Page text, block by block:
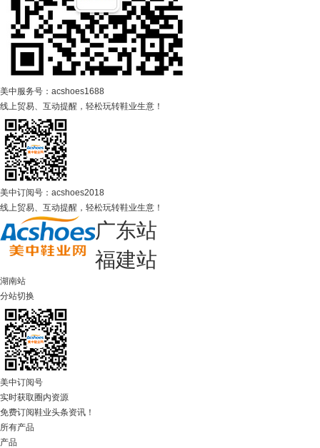
美中服务号：acshoes1688
线上贸易、互动提醒，轻松玩转鞋业生意！
美中订阅号：acshoes2018
线上贸易、互动提醒，轻松玩转鞋业生意！
广东站
福建站
湖南站
分站切换
美中订阅号
实时获取圈内资源
免费订阅鞋业头条资讯！
所有产品
产品